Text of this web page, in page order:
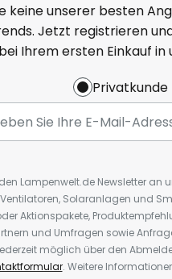
keine unserer besten
Jetzt registrieren
Ihrem ersten Einkauf
Privatkunde
Lampenwelt.de Newsletter
Solaranlagen und
Aktionspakete,
und Umfragen sowie
möglich über den
. Weitere